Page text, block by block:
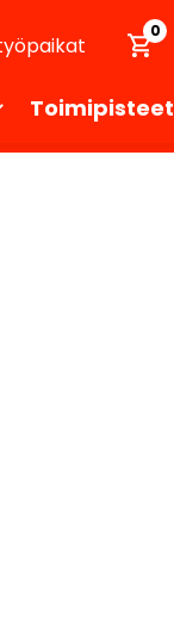
0
Toimipisteet